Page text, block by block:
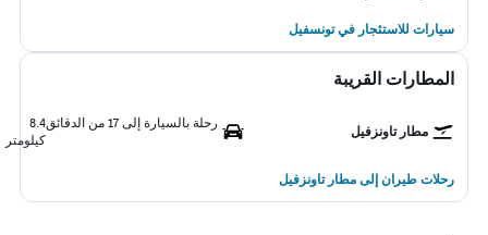
سيارات للاستئجار في تونسفيل
المطارات القريبة
مطار تاونزفيل
رحلة بالسيارة إلى 17 من الدقائق
8.4
كيلومتر
رحلات طيران إلى مطار تاونزفيل